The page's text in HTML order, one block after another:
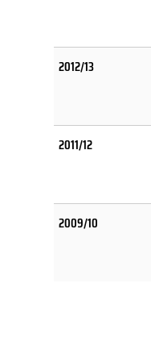
2012/13
2011/12
2009/10